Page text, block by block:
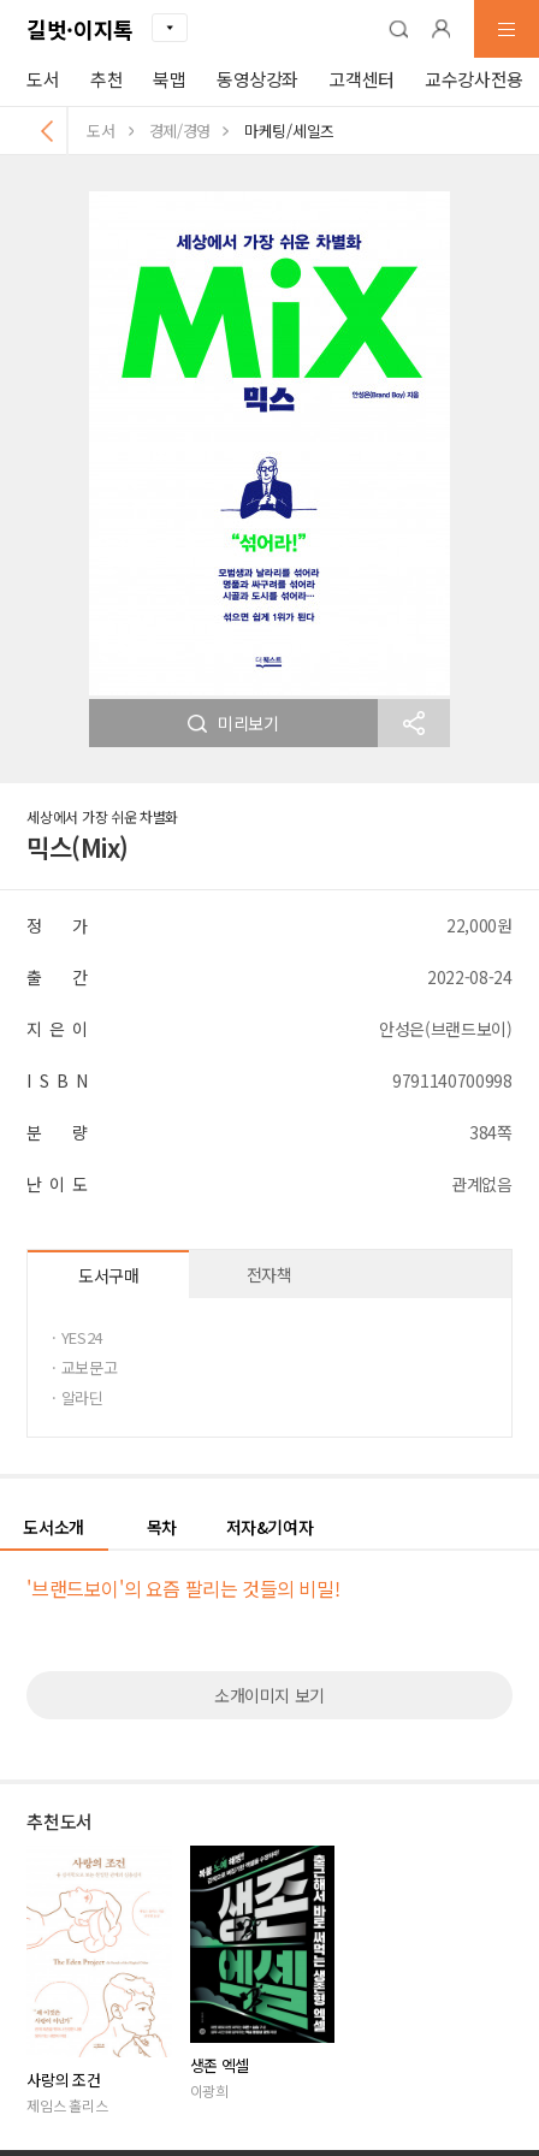
길벗·이지톡
도서 추천 북맵 동영상강좌 고객센터 교수강사전용
도서 경제/경영 마케팅/세일즈
미리보기
세상에서 가장 쉬운 차별화
믹스(Mix)
정 가 22,000원
출 간 2022-08-24
지 은 이 안성은(브랜드보이)
I S B N 9791140700998
분 량 384쪽
난 이 도 관계없음
도서구매 전자책
· YES24
· 교보문고
· 알라딘
도서소개 목차 저자&기여자
'브랜드보이'의 요즘 팔리는 것들의 비밀!
소개이미지 보기
추천도서
사랑의 조건
제임스 홀리스
생존 엑셀
이광희